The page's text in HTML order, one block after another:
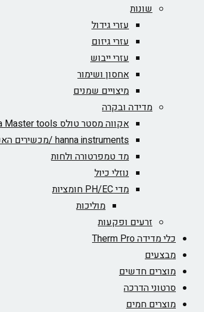
שונות
עזרי גידול
עזרי גיזום
עזרי ייבוש
אחסון ושימור
מיצויים שמנים
מדידה ובקרה
אקווה מסטר טולס Aqua Master tools
hanna instruments /מכשירים האנה
מד טמפרטורה ולחות
נוזלי כיול
מדי PH/EC חומציות
מוליכות
זרעים ופקעות
כלי מדידה Therm Pro
מבצעים
מוצרים חדשים
סרטוני הדרכה
מוצרים חמים